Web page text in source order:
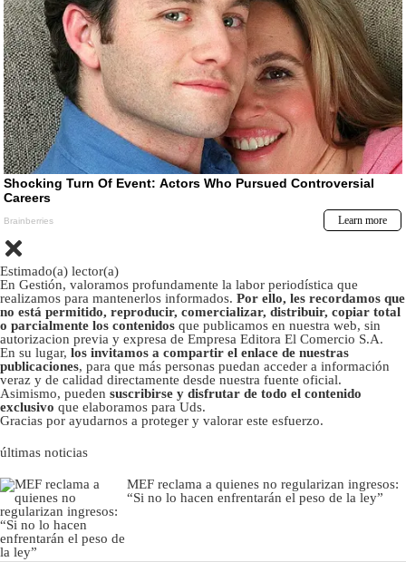
Estimado(a) lector(a)
En Gestión, valoramos profundamente la labor periodística que
realizamos para mantenerlos informados. Por ello, les recordamos que
no está permitido, reproducir, comercializar, distribuir, copiar total
o parcialmente los contenidos que publicamos en nuestra web, sin
autorizacion previa y expresa de Empresa Editora El Comercio S.A.
En su lugar, los invitamos a compartir el enlace de nuestras
publicaciones, para que más personas puedan acceder a información
veraz y de calidad directamente desde nuestra fuente oficial.
Asimismo, pueden suscribirse y disfrutar de todo el contenido
exclusivo que elaboramos para Uds.
Gracias por ayudarnos a proteger y valorar este esfuerzo.
últimas noticias
MEF reclama a quienes no regularizan ingresos:
“Si no lo hacen enfrentarán el peso de la ley”